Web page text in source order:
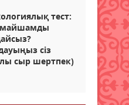
тест:
сіз
сыр шертпек)